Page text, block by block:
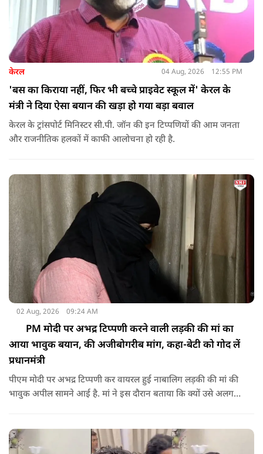
केरल 04 Aug, 2026 12:55 PM
'बस का किराया नहीं, फिर भी बच्चे प्राइवेट स्कूल में' केरल के
मंत्री ने दिया ऐसा बयान की खड़ा हो गया बड़ा बवाल
केरल के ट्रांसपोर्ट मिनिस्टर सी.पी. जॉन की इन टिप्पणियों की आम जनता
और राजनीतिक हलकों में काफी आलोचना हो रही है.
02 Aug, 2026 09:24 AM
PM मोदी पर अभद्र टिप्पणी करने वाली लड़की की मां का
आया भावुक बयान, की अजीबोगरीब मांग, कहा-बेटी को गोद लें
प्रधानमंत्री
पीएम मोदी पर अभद्र टिप्पणी कर वायरल हुई नाबालिग लड़की की मां की
भावुक अपील सामने आई है. मां ने इस दौरान बताया कि क्यों उसे अलग
को गोद लेने के लिए पीएम से अपील भी की है.